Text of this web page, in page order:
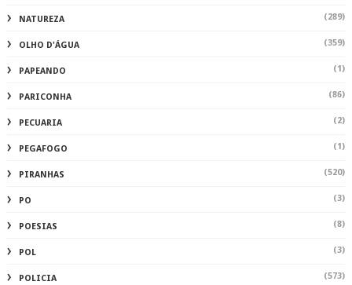
NATUREZA (289)
OLHO D'ÁGUA (359)
PAPEANDO (1)
PARICONHA (86)
PECUARIA (2)
PEGAFOGO (1)
PIRANHAS (520)
PO (3)
POESIAS (8)
POL (3)
POLICIA (573)